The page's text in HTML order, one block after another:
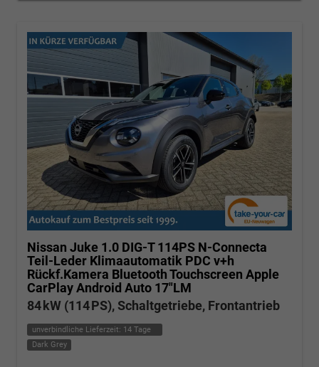
Nissan Juke 1.0 DIG-T 114PS N-Connecta
Teil-Leder Klimaautomatik PDC v+h
Rückf.Kamera Bluetooth Touchscreen Apple
CarPlay Android Auto 17"LM
84 kW (114 PS), Schaltgetriebe, Frontantrieb
unverbindliche Lieferzeit: 14 Tage
Dark Grey